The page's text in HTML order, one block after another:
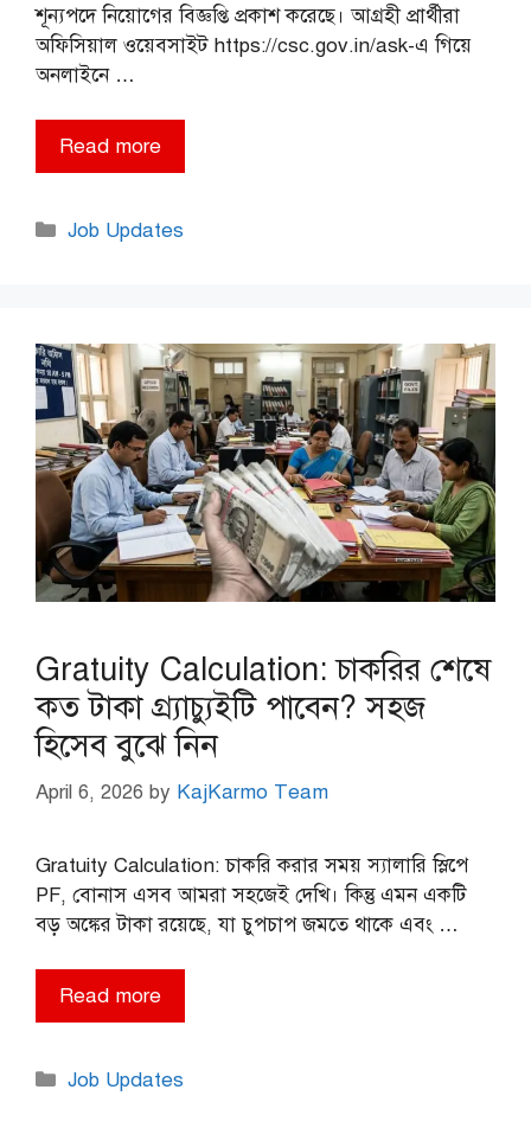
শূন্যপদে নিয়োগের বিজ্ঞপ্তি প্রকাশ করেছে। আগ্রহী প্রার্থীরা
অফিসিয়াল ওয়েবসাইট https://csc.gov.in/ask-এ গিয়ে
অনলাইনে …
Read more
Categories
Job Updates
Gratuity Calculation: চাকরির শেষে
কত টাকা গ্র্যাচ্যুইটি পাবেন? সহজ
হিসেব বুঝে নিন
April 6, 2026 by KajKarmo Team
Gratuity Calculation: চাকরি করার সময় স্যালারি স্লিপে
PF, বোনাস এসব আমরা সহজেই দেখি। কিন্তু এমন একটি
বড় অঙ্কের টাকা রয়েছে, যা চুপচাপ জমতে থাকে এবং …
Read more
Categories
Job Updates